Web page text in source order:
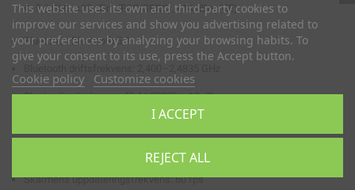
5,8 GHz: <23 dBm (FCC/SRRC), <14 dBm (CE)
Bluetooth: Bluetooth 5.2
Bluetooth-sändarens effekt (EIRP): <10 dBm
Skärmens uppdateringsfrekvens: 60 fps
This website uses its own and third-party cookies to
improve our services and show you advertising related to
your preferences by analyzing your browsing habits. To
give your consent to its use, press the Accept button.
Cookie policy Customize cookies
REJECT ALL
I ACCEPT